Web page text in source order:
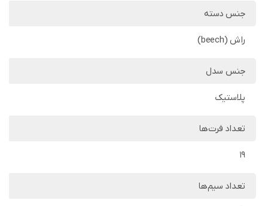
جنس دسته
راش (beech)
جنس سدل
پلاستیک
تعداد فرت‌ها
19
تعداد سیم‌ها